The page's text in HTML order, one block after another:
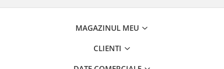
MAGAZINUL MEU
CLIENTI